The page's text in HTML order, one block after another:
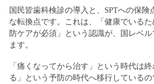
国民皆歯科検診の導入と、SPTへの保
な転換点です。これは、「健康でいる
防ケアが必須」という認識が、国レベ
ます。
「痛くなってから治す」という時代は
る」という予防の時代へ移行している